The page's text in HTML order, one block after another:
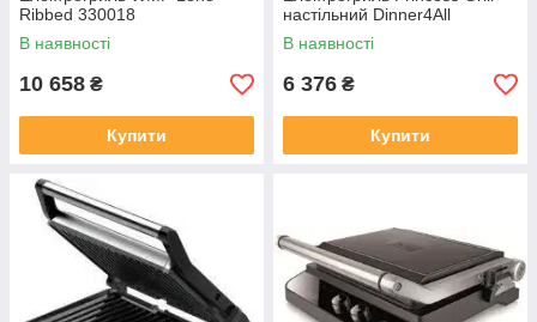
Ribbed 330018
В наявності
10 658 ₴
Купити
настільний Dinner4All
В наявності
6 376 ₴
Купити